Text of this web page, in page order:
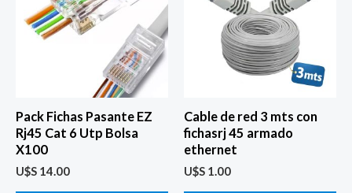
Pack Fichas Pasante EZ
Rj45 Cat 6 Utp Bolsa
X100
U$S 14.00
Cable de red 3 mts con
fichasrj 45 armado
ethernet
U$S 1.00